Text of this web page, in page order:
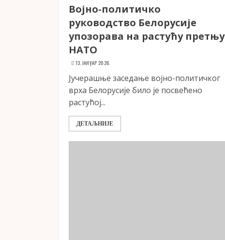
Војно-политичко
руководство Белорусије
упозорава на растућу претњу
НАТО
13. ЈАНУАР 2026.
Јучерашње заседање војно-политичког
врха Белорусије било је посвећено
растућој...
ДЕТАЉНИЈЕ